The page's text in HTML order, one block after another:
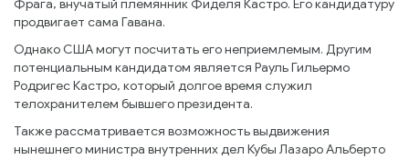
Фрага, внучатый племянник Фиделя Кастро. Его кандидатуру
продвигает сама Гавана.
Однако США могут посчитать его неприемлемым. Другим
потенциальным кандидатом является Рауль Гильермо
Родригес Кастро, который долгое время служил
телохранителем бывшего президента.
Также рассматривается возможность выдвижения
нынешнего министра внутренних дел Кубы Лазаро Альберто